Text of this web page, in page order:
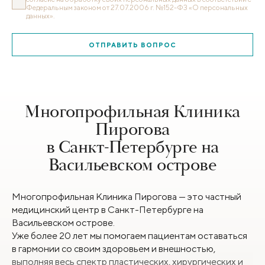
Федеральным законом от 27.07.2006 г. №152-ФЗ «О персональных
данных».
ОТПРАВИТЬ ВОПРОС
Многопрофильная Клиника
Пирогова
в Санкт-Петербурге на
Васильевском острове
Многопрофильная Клиника Пирогова — это частный
медицинский центр в Санкт-Петербурге на
Васильевском острове.
Уже более 20 лет мы помогаем пациентам оставаться
в гармонии со своим здоровьем и внешностью,
выполняя весь спектр пластических, хирургических и